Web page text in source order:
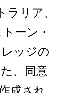
リア、
ーン・
ッジの
、同意